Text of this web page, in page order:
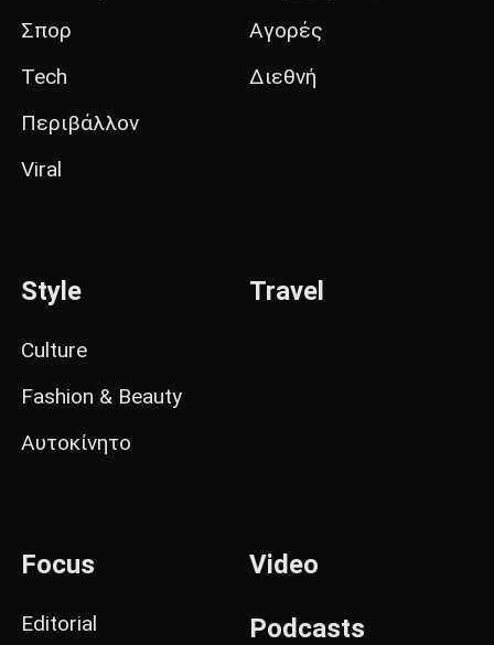
Σπορ
Tech
Περιβάλλον
Viral
Αγορές
Διεθνή
Style
Culture
Fashion & Beauty
Αυτοκίνητο
Travel
Focus
Editorial
Video
Podcasts